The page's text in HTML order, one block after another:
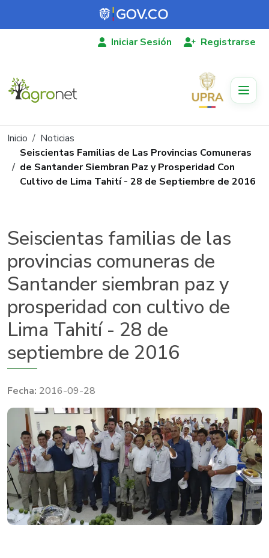
Pasar al contenido principal
Iniciar Sesión Registrarse
Ruta de navegación
Inicio
Noticias
Seiscientas Familias de Las Provincias Comuneras
de Santander Siembran Paz y Prosperidad Con
Cultivo de Lima Tahití - 28 de Septiembre de 2016
Seiscientas familias de las
provincias comuneras de
Santander siembran paz y
prosperidad con cultivo de
Lima Tahití - 28 de
septiembre de 2016
2016-09-28